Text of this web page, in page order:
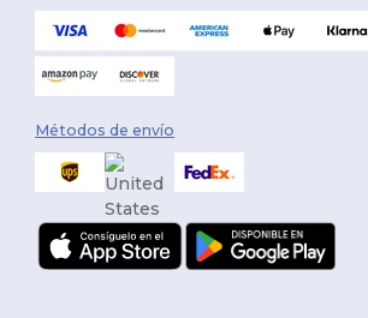
Métodos de envío